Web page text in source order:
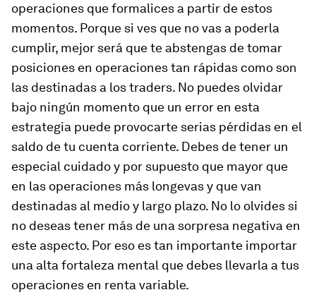
operaciones que formalices a partir de estos
momentos. Porque si ves que no vas a poderla
cumplir, mejor será que te abstengas de tomar
posiciones en operaciones tan rápidas como son
las destinadas a los traders. No puedes olvidar
bajo ningún momento que un error en esta
estrategia puede provocarte serias pérdidas en el
saldo de tu cuenta corriente. Debes de tener un
especial cuidado y por supuesto que mayor que
en las operaciones más longevas y que van
destinadas al medio y largo plazo. No lo olvides si
no deseas tener más de una sorpresa negativa en
este aspecto. Por eso es tan importante importar
una alta fortaleza mental que debes llevarla a tus
operaciones en renta variable.